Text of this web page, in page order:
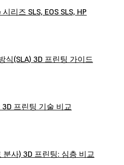
리즈 SLS, EOS SLS, HP
식(SLA) 3D 프린팅 가이드
3D 프린팅 기술 비교
분사) 3D 프린팅: 심층 비교